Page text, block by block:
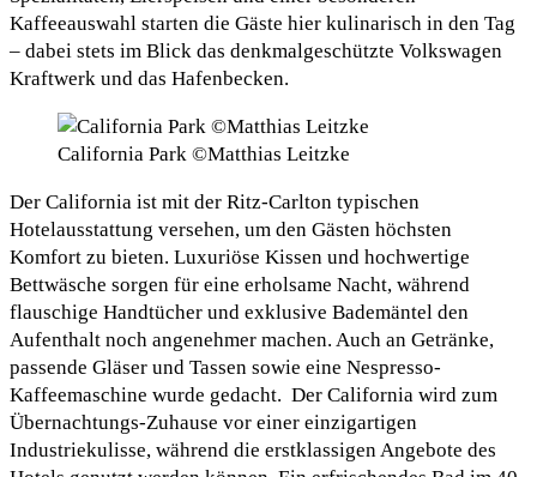
Kaffeeauswahl starten die Gäste hier kulinarisch in den Tag
– dabei stets im Blick das denkmalgeschützte Volkswagen
Kraftwerk und das Hafenbecken.
California Park ©Matthias Leitzke
Der California ist mit der Ritz-Carlton typischen
Hotelausstattung versehen, um den Gästen höchsten
Komfort zu bieten. Luxuriöse Kissen und hochwertige
Bettwäsche sorgen für eine erholsame Nacht, während
flauschige Handtücher und exklusive Bademäntel den
Aufenthalt noch angenehmer machen. Auch an Getränke,
passende Gläser und Tassen sowie eine Nespresso-
Kaffeemaschine wurde gedacht. Der California wird zum
Übernachtungs-Zuhause vor einer einzigartigen
Industriekulisse, während die erstklassigen Angebote des